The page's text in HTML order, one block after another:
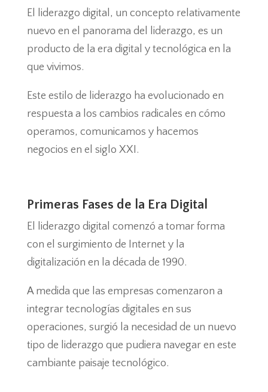
El liderazgo digital, un concepto relativamente
nuevo en el panorama del liderazgo, es un
producto de la era digital y tecnológica en la
que vivimos.
Este estilo de liderazgo ha evolucionado en
respuesta a los cambios radicales en cómo
operamos, comunicamos y hacemos
negocios en el siglo XXI.
Primeras Fases de la Era Digital
El liderazgo digital comenzó a tomar forma
con el surgimiento de Internet y la
digitalización en la década de 1990.
A medida que las empresas comenzaron a
integrar tecnologías digitales en sus
operaciones, surgió la necesidad de un nuevo
tipo de liderazgo que pudiera navegar en este
cambiante paisaje tecnológico.